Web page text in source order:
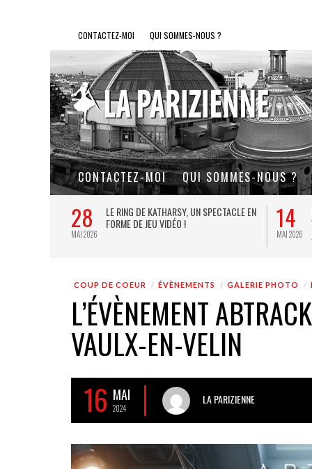
CONTACTEZ-MOI QUI SOMMES-NOUS ?
CONTACTEZ-MOI QUI SOMMES-NOUS ?
27
JUIL 2026
LA GOULUE : LE COUP DE CŒUR
THÉÂTRAL DE L’ÉTÉ PARISIEN
10
JUIN 2026
COUP DE COEUR ÉVÈNEMENTS GALERIE PHOTO
L’ÉVÈNEMENT
VAULX-EN-VELIN
16 MAI
2024
LA PARIZIENNE